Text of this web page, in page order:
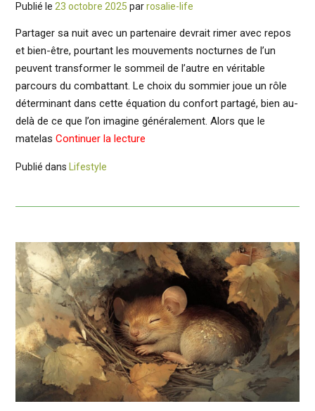
Publié le 23 octobre 2025 parrosalie-life
Partager sa nuit avec un partenaire devrait rimer avec repos
et bien-être, pourtant les mouvements nocturnes de l’un
peuvent transformer le sommeil de l’autre en véritable
parcours du combattant. Le choix du sommier joue un rôle
déterminant dans cette équation du confort partagé, bien au-
delà de ce que l’on imagine généralement. Alors que le
matelas Continuer la lecture
Publié dans Lifestyle